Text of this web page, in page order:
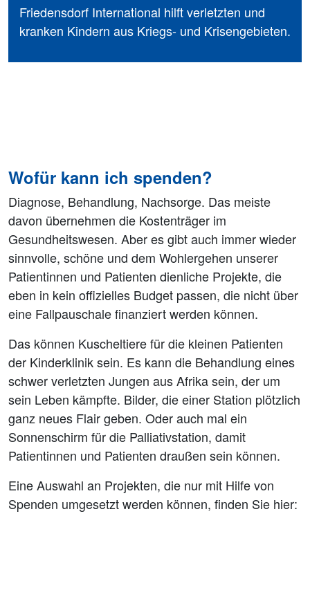
Friedensdorf International hilft verletzten und
kranken Kindern aus Kriegs- und Krisengebieten.
Wofür kann ich spenden?
Diagnose, Behandlung, Nachsorge. Das meiste
davon übernehmen die Kostenträger im
Gesundheitswesen. Aber es gibt auch immer wieder
sinnvolle, schöne und dem Wohlergehen unserer
Patientinnen und Patienten dienliche Projekte, die
eben in kein offizielles Budget passen, die nicht über
eine Fallpauschale finanziert werden können.
Das können Kuscheltiere für die kleinen Patienten
der Kinderklinik sein. Es kann die Behandlung eines
schwer verletzten Jungen aus Afrika sein, der um
sein Leben kämpfte. Bilder, die einer Station plötzlich
ganz neues Flair geben. Oder auch mal ein
Sonnenschirm für die Palliativstation, damit
Patientinnen und Patienten draußen sein können.
Eine Auswahl an Projekten, die nur mit Hilfe von
Spenden umgesetzt werden können, finden Sie hier: